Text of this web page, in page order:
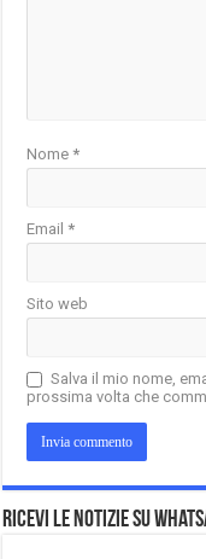
Nome*
Email*
Sito web
Salva il mio nome,
prossima volta che
Ricevi le notizie su